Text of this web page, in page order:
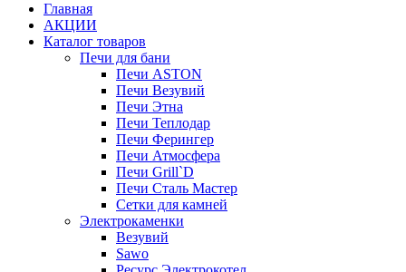
Главная
АКЦИИ
Каталог товаров
Печи для бани
Печи ASTON
Печи Везувий
Печи Этна
Печи Теплодар
Печи Ферингер
Печи Атмосфера
Печи Grill`D
Печи Сталь Мастер
Сетки для камней
Электрокаменки
Везувий
Sawo